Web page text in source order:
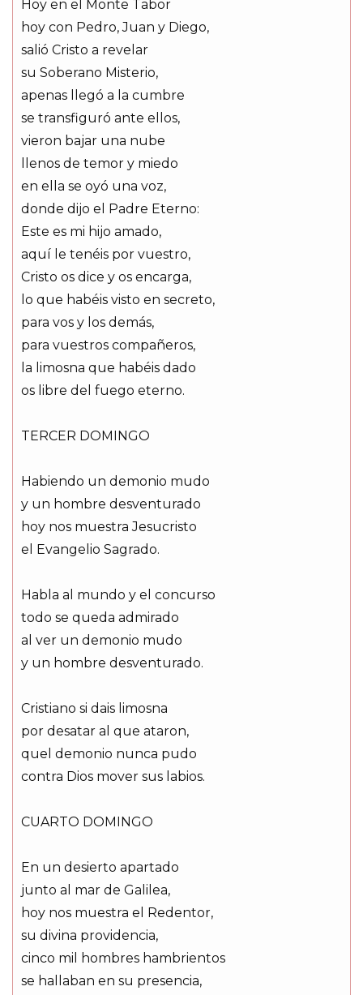
Hoy en el Monte Tabor
hoy con Pedro, Juan y Diego,
salió Cristo a revelar
su Soberano Misterio,
apenas llegó a la cumbre
se transfiguró ante ellos,
vieron bajar una nube
llenos de temor y miedo
en ella se oyó una voz,
donde dijo el Padre Eterno:
Este es mi hijo amado,
aquí le tenéis por vuestro,
Cristo os dice y os encarga,
lo que habéis visto en secreto,
para vos y los demás,
para vuestros compañeros,
la limosna que habéis dado
os libre del fuego eterno.
TERCER DOMINGO
Habiendo un demonio mudo
y un hombre desventurado
hoy nos muestra Jesucristo
el Evangelio Sagrado.
Habla al mundo y el concurso
todo se queda admirado
al ver un demonio mudo
y un hombre desventurado.
Cristiano si dais limosna
por desatar al que ataron,
quel demonio nunca pudo
contra Dios mover sus labios.
CUARTO DOMINGO
En un desierto apartado
junto al mar de Galilea,
hoy nos muestra el Redentor,
su divina providencia,
cinco mil hombres hambrientos
se hallaban en su presencia,